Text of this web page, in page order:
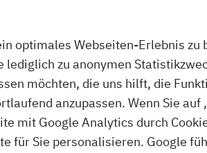
optimales Webseiten-Erlebnis
lediglich zu anonymen
möchten, die uns hilft, die
anzupassen. Wenn Sie
mit Google Analytics durch
für Sie personalisieren. Google